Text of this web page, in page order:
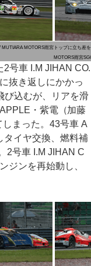
MUTIARA MOTORS雨宮 トップに立ち差
MOTORS雨宮
号車 I.M JIHAN CO.
抜き返しにかかっ
び込むが、リアを滑
・紫電（加藤
まった。43号車 A
タイヤ交換、燃料補
2号車 I.M JIHAN C
ジンを再始動し、